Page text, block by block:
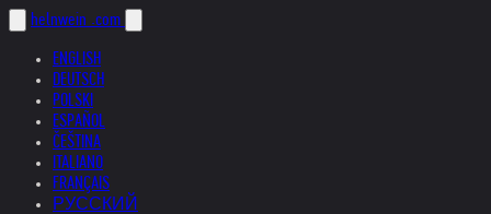
helnwein .com
ENGLISH
DEUTSCH
POLSKI
ESPAÑOL
ČEŠTINA
ITALIANO
FRANÇAIS
РУССКИЙ